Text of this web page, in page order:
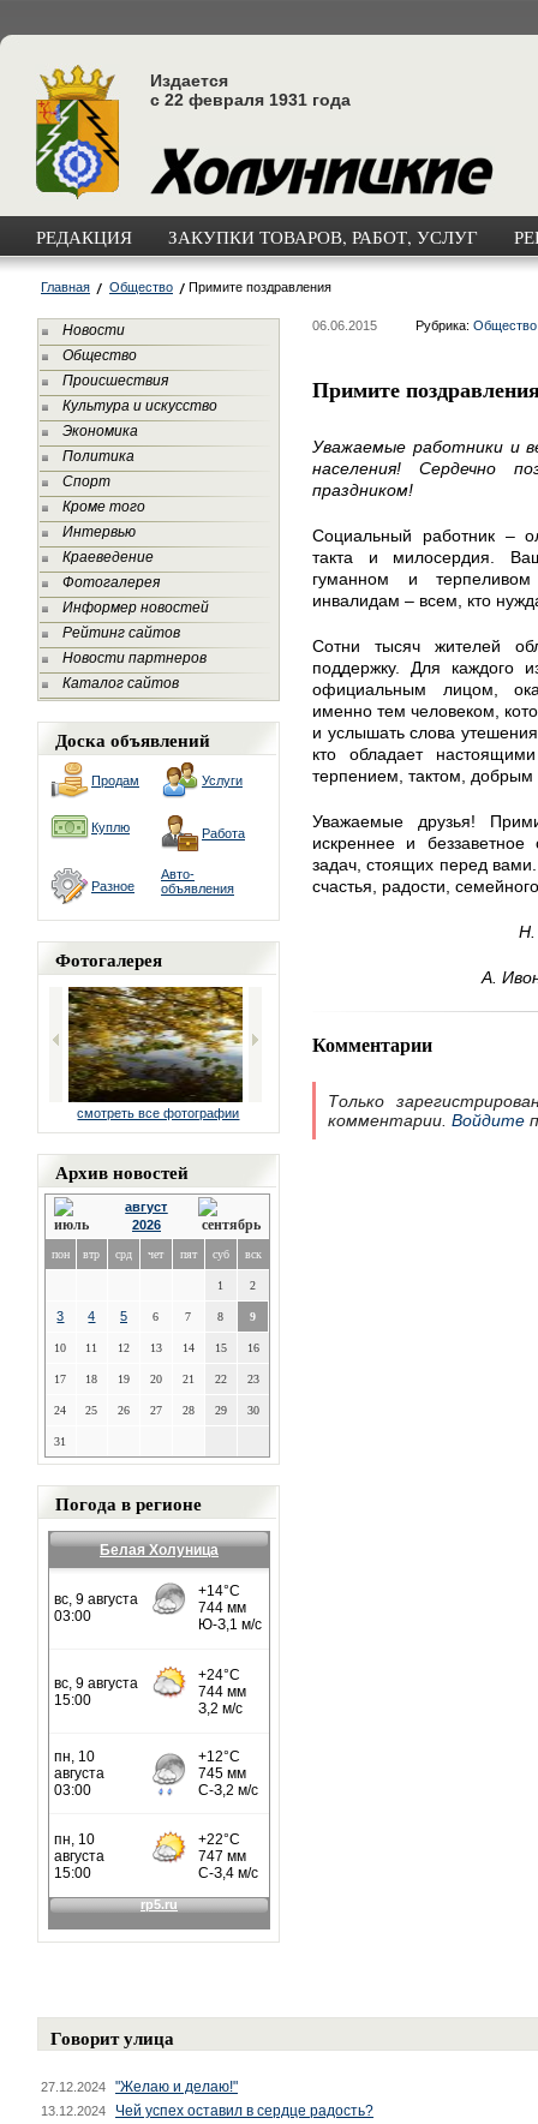
Издается
с 22 февраля 1931 года
РЕДАКЦИЯ ЗАКУПКИ ТОВАРОВ, РАБОТ, УСЛУГ
Главная Общество Примите поздравления
Новости
Общество
Происшествия
Культура и искусство
Экономика
Политика
Спорт
Кроме того
Интервью
Краеведение
Фотогалерея
Информер новостей
Рейтинг сайтов
Новости партнеров
Каталог сайтов
Доска объявлений
Продам Услуги
Куплю Работа
Разное
Авто-
объявления
Фотогалерея
смотреть все фотографии
Архив новостей
август
2026
пон втр срд чет пят суб вск
1 2
3 4 5 6 7 8 9
10 11 12 13 14 15 16
17 18 19 20 21 22 23
24 25 26 27 28 29 30
31
Погода в регионе
Белая Холуница
06.06.2015 Рубрика: Общество
Примите
Уважаемые работники и
населения! Сердечно
праздником!
Социальный работник –
такта и милосердия.
гуманном и
инвалидам – всем, кто
Сотни тысяч жителей
поддержку. Для каждого
официальным лицом,
именно тем человеком,
и услышать слова
кто обладает
терпением, тактом,
Уважаемые друзья!
искреннее и
задач, стоящих перед
счастья, радости,
Н.
А.
Комментарии
Только
комментарии. Войдите
Говорит улица
27.12.2024 "Желаю и делаю!"
13.12.2024 Чей успех оставил в сердце радость?